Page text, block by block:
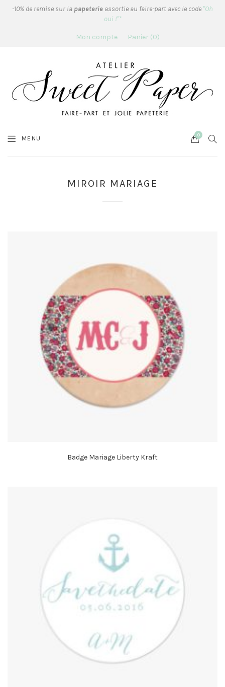
-10% de remise sur la papeterie assortie au faire-part avec le code "Oh
oui !"*
Mon compte Panier 0
MENU Cart
0
MIROIR MARIAGE
Badge Mariage Liberty Kraft